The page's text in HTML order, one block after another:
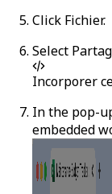
Click Fichier.
Select
Incorporer
In the pop-
embedded